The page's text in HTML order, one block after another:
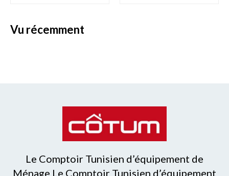
vu récemment
Le Comptoir Tunisien d’équipement de
Ménage Le Comptoir Tunisien d’équipement